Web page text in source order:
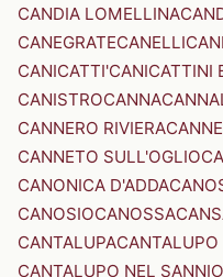
CANDIA LOMELLINA
CANEGRATECANELLI
CANICATTI'CANICATTINI
CANISTROCANNA
CANNERO RIVIERA
CANNETO SULL'OGLIO
CANONICA D'ADDA
CANOSIOCANOSSA
CANTALUPA
CANTALUPO NEL SANNIO